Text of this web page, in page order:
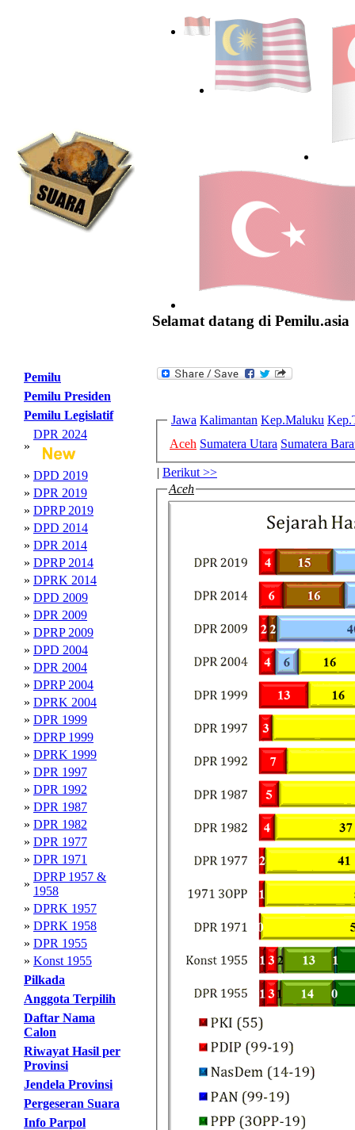
Selamat datang di Pemilu.asia
Pemilu
Pemilu Presiden
Pemilu Legislatif
»
DPR 2024
» DPD 2019
» DPR 2019
» DPRP 2019
» DPD 2014
» DPR 2014
» DPRP 2014
» DPRK 2014
» DPD 2009
» DPR 2009
» DPRP 2009
» DPD 2004
» DPR 2004
» DPRP 2004
» DPRK 2004
» DPR 1999
» DPRP 1999
» DPRK 1999
» DPR 1997
» DPR 1992
» DPR 1987
» DPR 1982
» DPR 1977
» DPR 1971
»
DPRP 1957 &
1958
» DPRK 1957
» DPRK 1958
» DPR 1955
» Konst 1955
Pilkada
Anggota Terpilih
Daftar Nama
Calon
Riwayat Hasil per
Provinsi
Jendela Provinsi
Pergeseran Suara
Info Parpol
Jawa Kalimantan Kep.Maluku
Aceh Sumatera Utara Sumatera
| Berikut >>
Aceh